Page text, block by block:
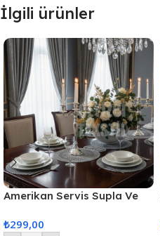
İlgili ürünler
Amerikan Servis Supla Ve
₺299,00